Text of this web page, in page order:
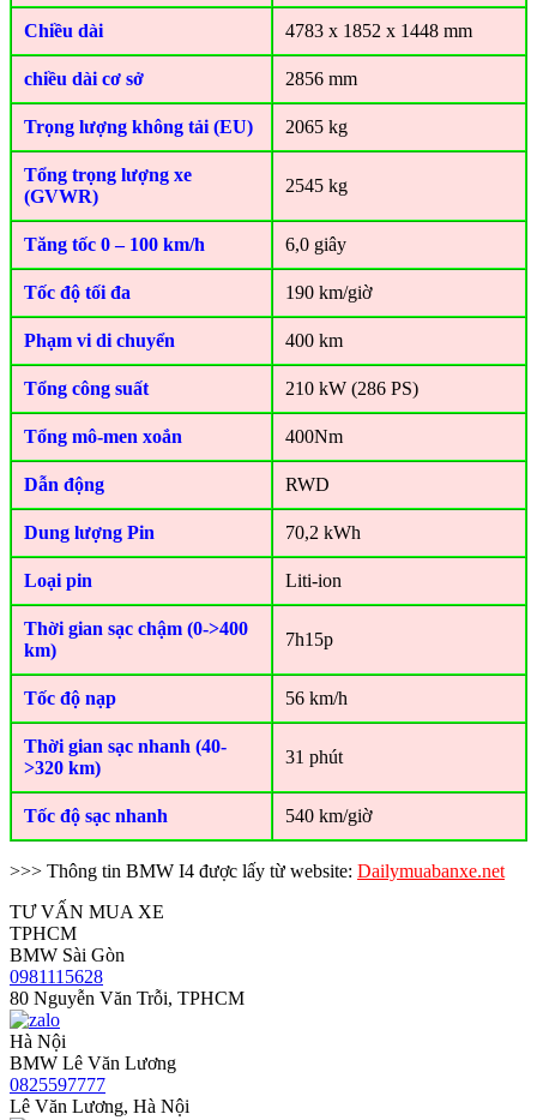
Chiều dài 4783 x 1852 x 1448 mm
chiều dài cơ sở 2856 mm
Trọng lượng không tải (EU) 2065 kg
Tổng trọng lượng xe
(GVWR)
2545 kg
Tăng tốc 0 – 100 km/h 6,0 giây
Tốc độ tối đa 190 km/giờ
Phạm vi di chuyển 400 km
Tổng công suất 210 kW (286 PS)
Tổng mô-men xoắn 400Nm
Dẫn động RWD
Dung lượng Pin 70,2 kWh
Loại pin Liti-ion
Thời gian sạc chậm (0->400
km)
7h15p
Tốc độ nạp 56 km/h
Thời gian sạc nhanh (40-
>320 km)
31 phút
Tốc độ sạc nhanh 540 km/giờ
>>> Thông tin BMW I4 được lấy từ website: Dailymuabanxe.net
TƯ VẤN MUA XE
TPHCM
BMW Sài Gòn
0981115628
80 Nguyễn Văn Trỗi, TPHCM
Hà Nội
BMW Lê Văn Lương
0825597777
Lê Văn Lương, Hà Nội